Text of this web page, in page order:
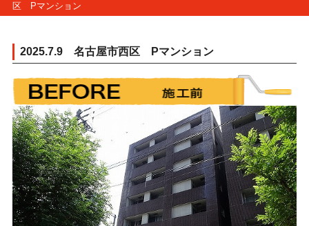
区 Pマンション
2025.7.9 名古屋市西区 Pマンション